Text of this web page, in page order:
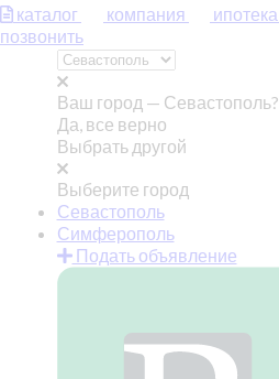
каталог компания ипотека
позвонить
Ваш город — Севастополь?
Да, все верно
Выбрать другой
Выберите город
Севастополь
Симферополь
Подать объявление